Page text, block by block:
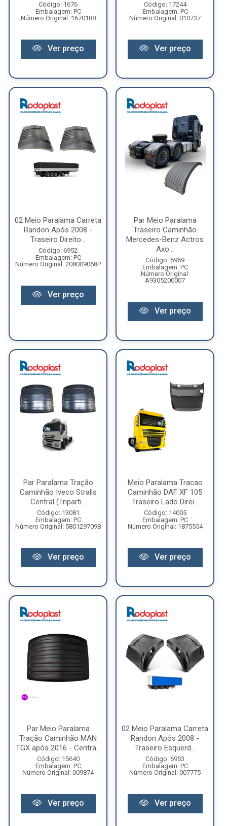
Código: 1676
Embalagem: PC
Número Original: 1670188
Ver preço
Código: 17244
Embalagem: PC
Número Original: 010737
Ver preço
02 Meio Paralama Carreta
Randon Após 2008 -
Traseiro Direito...
Código: 6952
Embalagem: PC
Número Original: 208009068P
Ver preço
Par Meio Paralama
Traseiro Caminhão
Mercedes-Benz Actros
Axo...
Código: 6969
Embalagem: PC
Número Original:
A9305200007
Ver preço
Par Paralama Tração
Caminhão Iveco Stralis
Central (Triparti...
Código: 13081
Embalagem: PC
Número Original: 5801297098
Ver preço
Meio Paralama Tracao
Caminhão DAF XF 105
Traseiro Lado Direi...
Código: 14005
Embalagem: PC
Número Original: 1875554
Ver preço
Par Meio Paralama
Tração Caminhão MAN
TGX após 2016 - Centra...
Código: 15640
Embalagem: PC
Número Original: 009874
Ver preço
02 Meio Paralama Carreta
Randon Após 2008 -
Traseiro Esquerd...
Código: 6953
Embalagem: PC
Número Original: 007775
Ver preço